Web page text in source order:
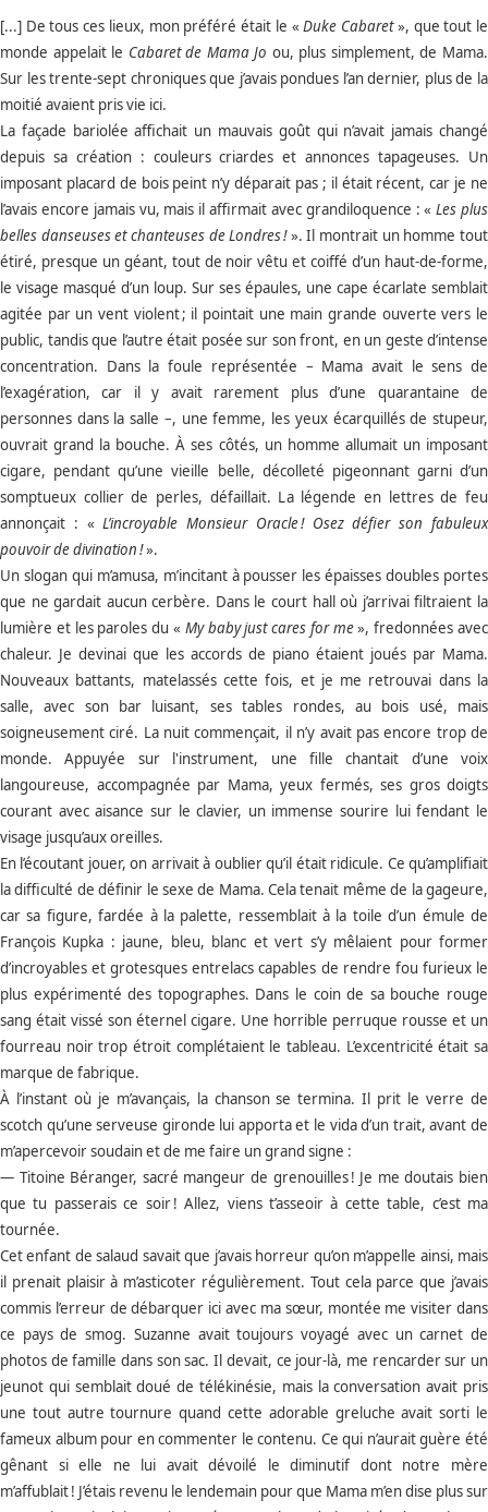
[...] De tous ces lieux, mon préféré était le «Duke Cabaret», que tout le
monde appelait le Cabaret de Mama Jo ou, plus simplement, de Mama.
Sur les trente-sept chroniques que j’avais pondues l’an dernier, plus de la
moitié avaient pris vie ici.
La façade bariolée affichait un mauvais goût qui n’avait jamais changé
depuis sa création : couleurs criardes et annonces tapageuses. Un
imposant placard de bois peint n’y déparait pas ; il était récent, car je ne
l’avais encore jamais vu, mais il affirmait avec grandiloquence : «Les plus
belles danseuses et chanteuses de Londres!». Il montrait un homme tout
étiré, presque un géant, tout de noir vêtu et coiffé d’un haut-de-forme,
le visage masqué d’un loup. Sur ses épaules, une cape écarlate semblait
agitée par un vent violent ; il pointait une main grande ouverte vers le
public, tandis que l’autre était posée sur son front, en un geste d’intense
concentration. Dans la foule représentée – Mama avait le sens de
l’exagération, car il y avait rarement plus d’une quarantaine de
personnes dans la salle –, une femme, les yeux écarquillés de stupeur,
ouvrait grand la bouche. À ses côtés, un homme allumait un imposant
cigare, pendant qu’une vieille belle, décolleté pigeonnant garni d’un
somptueux collier de perles, défaillait. La légende en lettres de feu
annonçait : «L’incroyable Monsieur Oracle! Osez défier son fabuleux
pouvoir de divination!».
Un slogan qui m’amusa, m’incitant à pousser les épaisses doubles portes
que ne gardait aucun cerbère. Dans le court hall où j’arrivai filtraient la
lumière et les paroles du « My baby just cares for me», fredonnées avec
chaleur. Je devinai que les accords de piano étaient joués par Mama.
Nouveaux battants, matelassés cette fois, et je me retrouvai dans la
salle, avec son bar luisant, ses tables rondes, au bois usé, mais
soigneusement ciré. La nuit commençait, il n’y avait pas encore trop de
monde. Appuyée sur l'instrument, une fille chantait d’une voix
langoureuse, accompagnée par Mama, yeux fermés, ses gros doigts
courant avec aisance sur le clavier, un immense sourire lui fendant le
visage jusqu’aux oreilles.
En l’écoutant jouer, on arrivait à oublier qu’il était ridicule. Ce qu’amplifiait
la difficulté de définir le sexe de Mama. Cela tenait même de la gageure,
car sa figure, fardée à la palette, ressemblait à la toile d’un émule de
François Kupka : jaune, bleu, blanc et vert s’y mêlaient pour former
d’incroyables et grotesques entrelacs capables de rendre fou furieux le
plus expérimenté des topographes. Dans le coin de sa bouche rouge
sang était vissé son éternel cigare. Une horrible perruque rousse et un
fourreau noir trop étroit complétaient le tableau. L’excentricité était sa
marque de fabrique.
À l’instant où je m’avançais, la chanson se termina. Il prit le verre de
scotch qu’une serveuse gironde lui apporta et le vida d’un trait, avant de
m’apercevoir soudain et de me faire un grand signe :
— Titoine Béranger, sacré mangeur de grenouilles ! Je me doutais bien
que tu passerais ce soir ! Allez, viens t’asseoir à cette table, c’est ma
tournée.
Cet enfant de salaud savait que j’avais horreur qu’on m’appelle ainsi, mais
il prenait plaisir à m’asticoter régulièrement. Tout cela parce que j’avais
commis l’erreur de débarquer ici avec ma sœur, montée me visiter dans
ce pays de smog. Suzanne avait toujours voyagé avec un carnet de
photos de famille dans son sac. Il devait, ce jour-là, me rencarder sur un
jeunot qui semblait doué de télékinésie, mais la conversation avait pris
une tout autre tournure quand cette adorable greluche avait sorti le
fameux album pour en commenter le contenu. Ce qui n’aurait guère été
gênant si elle ne lui avait dévoilé le diminutif dont notre mère
m’affublait ! J’étais revenu le lendemain pour que Mama m’en dise plus sur